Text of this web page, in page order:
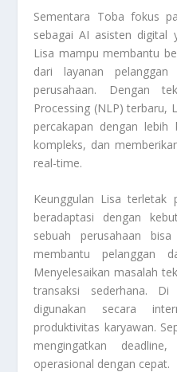
Sementara Toba fokus
sebagai AI asisten digital
Lisa mampu membantu
dari layanan pelanggan
perusahaan. Dengan
Processing (NLP) terbaru,
percakapan dengan lebih
kompleks, dan
real-time.
Keunggulan Lisa terletak
beradaptasi dengan
sebuah perusahaan
membantu pelanggan
Menyelesaikan masalah
transaksi sederhana.
digunakan secara
produktivitas karyawan.
mengingatkan
operasional dengan cepat.